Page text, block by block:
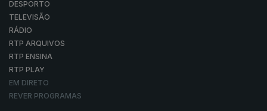
DESPORTO
TELEVISÃO
RÁDIO
RTP ARQUIVOS
RTP ENSINA
RTP PLAY
EM DIRETO
REVER PROGRAMAS